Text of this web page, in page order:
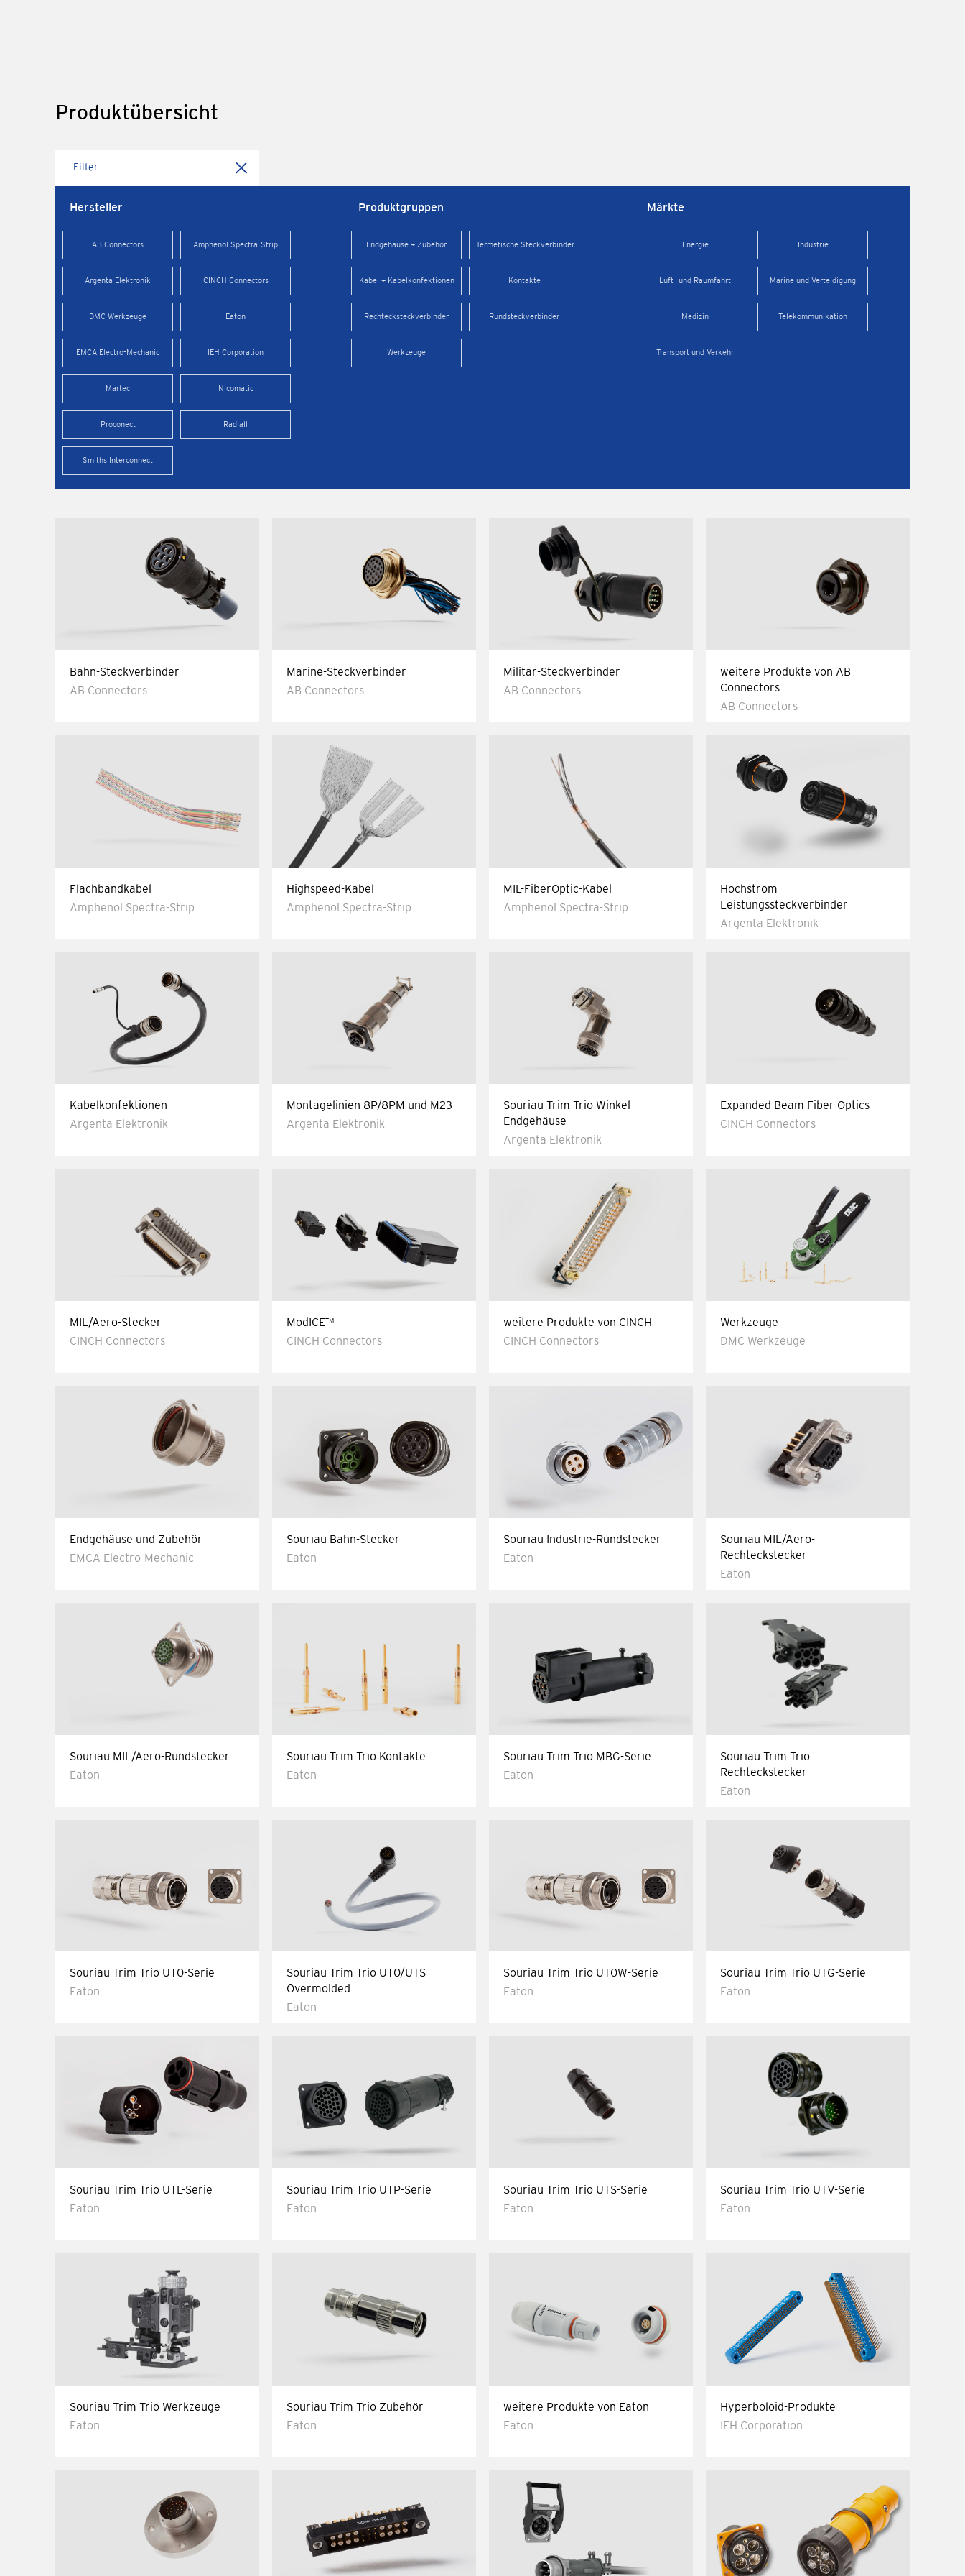
Produktübersicht
Filter
Hersteller
AB Connectors Amphenol Spectra-Strip
Argenta Elektronik CINCH Connectors
DMC Werkzeuge Eaton
EMCA Electro-Mechanic IEH Corporation
Martec Nicomatic
Proconect Radiall
Smiths Interconnect
Produktgruppen
Endgehäuse + Zubehör Hermetische Steckverbinder
Kabel + Kabelkonfektionen Kontakte
Rechtecksteckverbinder Rundsteckverbinder
Werkzeuge
Märkte
Energie Industrie
Luft- und Raumfahrt Marine und Verteidigung
Medizin Telekommunikation
Transport und Verkehr
Bahn-Steckverbinder
AB Connectors
Marine-Steckverbinder
AB Connectors
Militär-Steckverbinder
AB Connectors
weitere Produkte von AB
Connectors
AB Connectors
Flachbandkabel
Amphenol Spectra-Strip
Highspeed-Kabel
Amphenol Spectra-Strip
MIL-FiberOptic-Kabel
Amphenol Spectra-Strip
Hochstrom
Leistungssteckverbinder
Argenta Elektronik
Kabelkonfektionen
Argenta Elektronik
Montagelinien 8P/8PM und M23
Argenta Elektronik
Souriau Trim Trio Winkel-
Endgehäuse
Argenta Elektronik
Expanded Beam Fiber Optics
CINCH Connectors
MIL/Aero-Stecker
CINCH Connectors
ModICE™
CINCH Connectors
weitere Produkte von CINCH
CINCH Connectors
Werkzeuge
DMC Werkzeuge
Endgehäuse und Zubehör
EMCA Electro-Mechanic
Souriau Bahn-Stecker
Eaton
Souriau Industrie-Rundstecker
Eaton
Souriau MIL/Aero-
Rechteckstecker
Eaton
Souriau MIL/Aero-Rundstecker
Eaton
Souriau Trim Trio Kontakte
Eaton
Souriau Trim Trio MBG-Serie
Eaton
Souriau Trim Trio
Rechteckstecker
Eaton
Souriau Trim Trio UT0-Serie
Eaton
Souriau Trim Trio UT0/UTS
Overmolded
Eaton
Souriau Trim Trio UT0W-Serie
Eaton
Souriau Trim Trio UTG-Serie
Eaton
Souriau Trim Trio UTL-Serie
Eaton
Souriau Trim Trio UTP-Serie
Eaton
Souriau Trim Trio UTS-Serie
Eaton
Souriau Trim Trio UTV-Serie
Eaton
Souriau Trim Trio Werkzeuge
Eaton
Souriau Trim Trio Zubehör
Eaton
weitere Produkte von Eaton
Eaton
Hyperboloid-Produkte
IEH Corporation